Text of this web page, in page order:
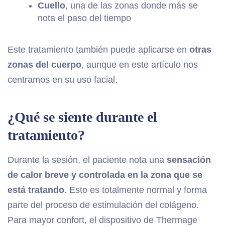
Cuello, una de las zonas donde más se
nota el paso del tiempo
Este tratamiento también puede aplicarse en otras
zonas del cuerpo, aunque en este artículo nos
centramos en su uso facial.
¿Qué se siente durante el
tratamiento?
Durante la sesión, el paciente nota una sensación
de calor breve y controlada en la zona que se
está tratando. Esto es totalmente normal y forma
parte del proceso de estimulación del colágeno.
Para mayor confort, el dispositivo de Thermage